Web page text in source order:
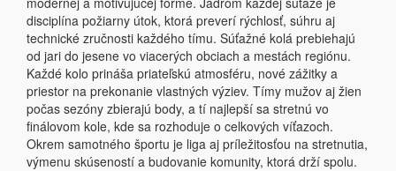
disciplína požiarny útok, ktorá preverí rýchlosť, súhru aj
technické zručnosti každého tímu. Súťažné kolá prebiehajú
od jari do jesene vo viacerých obciach a mestách regiónu.
Každé kolo prináša priateľskú atmosféru, nové zážitky a
priestor na prekonanie vlastných výziev. Tímy mužov aj žien
počas sezóny zbierajú body, a tí najlepší sa stretnú vo
finálovom kole, kde sa rozhoduje o celkových víťazoch.
Okrem samotného športu je liga aj príležitosťou na stretnutia,
výmenu skúseností a budovanie komunity, ktorá drží spolu.